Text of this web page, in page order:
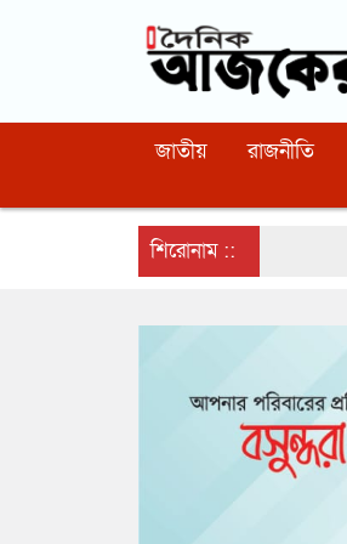
জাতীয় রাজনীতি
শিরোনাম ::